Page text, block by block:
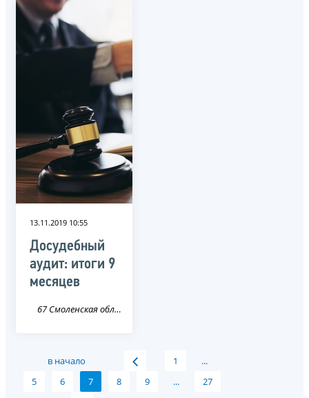
13.11.2019 10:55
Досудебный
аудит: итоги 9
месяцев
67 Смоленская область
в начало 1
...
5
6 7 8 9 ...
27